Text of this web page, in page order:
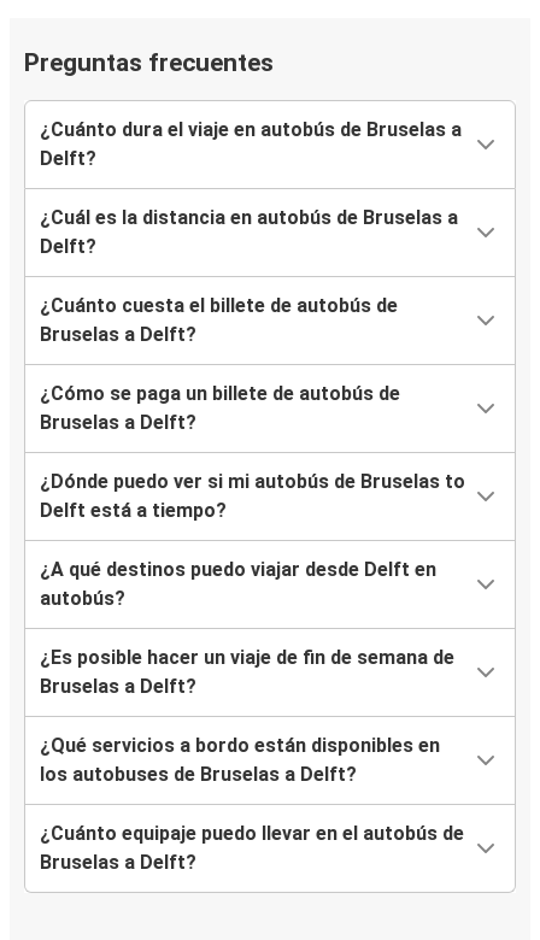
Preguntas frecuentes
¿Cuánto dura el viaje en autobús de Bruselas a
Delft?
¿Cuál es la distancia en autobús de Bruselas a
Delft?
¿Cuánto cuesta el billete de autobús de
Bruselas a Delft?
¿Cómo se paga un billete de autobús de
Bruselas a Delft?
¿Dónde puedo ver si mi autobús de Bruselas to
Delft está a tiempo?
¿A qué destinos puedo viajar desde Delft en
autobús?
¿Es posible hacer un viaje de fin de semana de
Bruselas a Delft?
¿Qué servicios a bordo están disponibles en
los autobuses de Bruselas a Delft?
¿Cuánto equipaje puedo llevar en el autobús de
Bruselas a Delft?